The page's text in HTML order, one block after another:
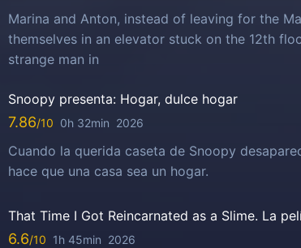
Marina and Anton, instead of leaving for the
themselves in an elevator stuck on the 12th
strange man in
Snoopy presenta: Hogar, dulce hogar
7.86 0h 32min 2026
Cuando la querida caseta de Snoopy
hace que una casa sea un hogar.
That Time I Got Reincarnated as a Slime. La
6.6 1h 45min 2026